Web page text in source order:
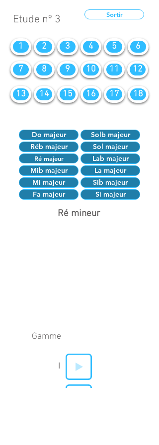
Etude nº 3 Sortir
1 2 3 4 5 6
7 8 9 10 11 12
13 14 15 16 17 18
Do majeur
Solb majeur
Réb majeur
Sol majeur
Ré majeur
Lab majeur
Mib majeur
La majeur
Mi majeur
Sib majeur
Fa majeur
Si majeur
Ré mineur
Gamme
I